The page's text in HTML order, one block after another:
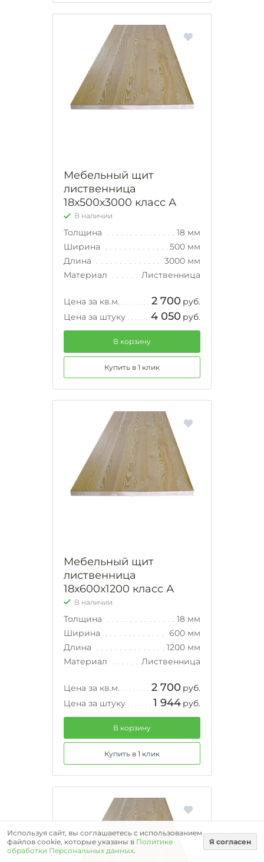
Мебельный щит
лиственница
18х500х3000 класс А
В наличии
Толщина
18 мм
Ширина
500 мм
Длина
3000 мм
Материал
Лиственница
Цена за кв.м. 2 700 руб.
Цена за штуку
4 050 руб.
В корзину
Купить в 1 клик
Мебельный щит
лиственница
18х600х1200 класс А
В наличии
Толщина
18 мм
Ширина
600 мм
Длина
1200 мм
Материал
Лиственница
Цена за кв.м. 2 700 руб.
Цена за штуку
1 944 руб.
В корзину
Купить в 1 клик
Используя сайт, вы соглашаетесь с использованием
файлов cookie, которые указаны в Политике
обработки Персональных данных.
Я согласен